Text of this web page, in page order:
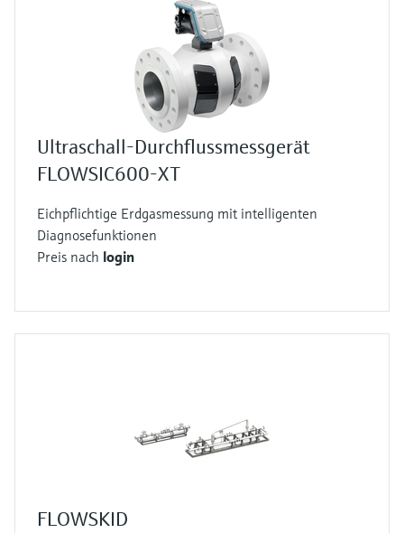
Ultraschall-Durchflussmessgerät
FLOWSIC600-XT
Eichpflichtige Erdgasmessung mit intelligenten
Diagnosefunktionen
Preis nach login
FLOWSKID